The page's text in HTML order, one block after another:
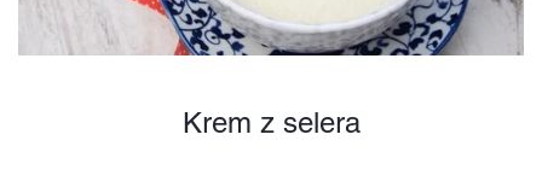
Krem z selera